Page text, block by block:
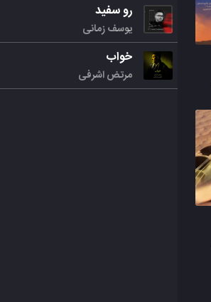
رو سفید
یوسف زمانی
خواب
مرتض اشرفی